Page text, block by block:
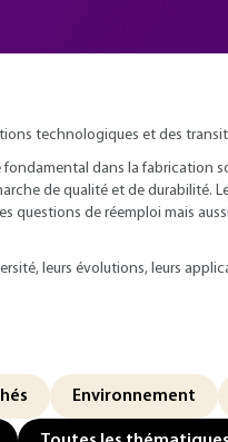
technologiques et des
dans la fabrication
de qualité et de durabilité.
questions de réemploi mais
leurs évolutions, leurs
Environnement